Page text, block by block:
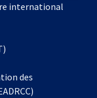
international
des